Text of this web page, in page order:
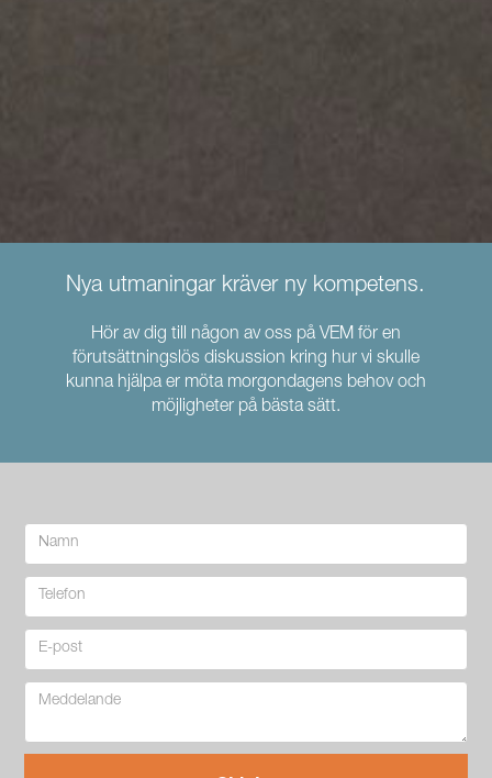
Nya utmaningar kräver ny kompetens.
Hör av dig till någon av oss på VEM för en
förutsättningslös diskussion kring hur vi skulle
kunna hjälpa er möta morgondagens behov och
möjligheter på bästa sätt.